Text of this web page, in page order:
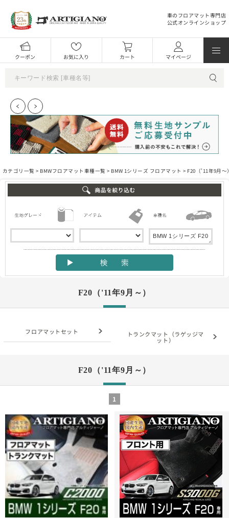
車のフロアマット専門店
公式オンラインショップ
クーポン お気に入り カート マイページ
カテゴリ一覧 > BMWフロアマット車種一覧 > BMW 1シリーズ フロアマット > F20（'11年9月～
F20（'11年9月～）
フロアマットセット トランクマット（ラゲッジマ
ット）
F20（'11年9月～）
1